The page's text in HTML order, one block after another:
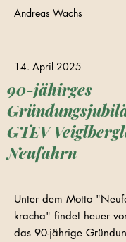
Andreas Wachs
14. April 2025
90-jähirges
GTEV
Neufahrn
Unter dem Motto
kracha" findet heuer
das 90-jährige